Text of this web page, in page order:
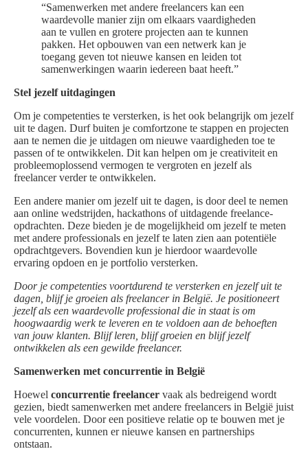
“Samenwerken met andere freelancers kan een
waardevolle manier zijn om elkaars vaardigheden
aan te vullen en grotere projecten aan te kunnen
pakken. Het opbouwen van een netwerk kan je
toegang geven tot nieuwe kansen en leiden tot
samenwerkingen waarin iedereen baat heeft.”
Stel jezelf uitdagingen
Om je competenties te versterken, is het ook belangrijk om jezelf
uit te dagen. Durf buiten je comfortzone te stappen en projecten
aan te nemen die je uitdagen om nieuwe vaardigheden toe te
passen of te ontwikkelen. Dit kan helpen om je creativiteit en
probleemoplossend vermogen te vergroten en jezelf als
freelancer verder te ontwikkelen.
Een andere manier om jezelf uit te dagen, is door deel te nemen
aan online wedstrijden, hackathons of uitdagende freelance-
opdrachten. Deze bieden je de mogelijkheid om jezelf te meten
met andere professionals en jezelf te laten zien aan potentiële
opdrachtgevers. Bovendien kun je hierdoor waardevolle
ervaring opdoen en je portfolio versterken.
Door je competenties voortdurend te versterken en jezelf uit te
dagen, blijf je groeien als freelancer in België. Je positioneert
jezelf als een waardevolle professional die in staat is om
hoogwaardig werk te leveren en te voldoen aan de behoeften
van jouw klanten. Blijf leren, blijf groeien en blijf jezelf
ontwikkelen als een gewilde freelancer.
Samenwerken met concurrentie in België
Hoewel concurrentie freelancer vaak als bedreigend wordt
gezien, biedt samenwerken met andere freelancers in België juist
vele voordelen. Door een positieve relatie op te bouwen met je
concurrenten, kunnen er nieuwe kansen en partnerships
ontstaan.